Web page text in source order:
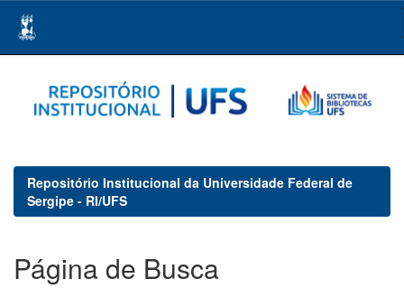
navigation
Repositório Institucional da Universidade Federal de
Sergipe - RI/UFS
Página de Busca